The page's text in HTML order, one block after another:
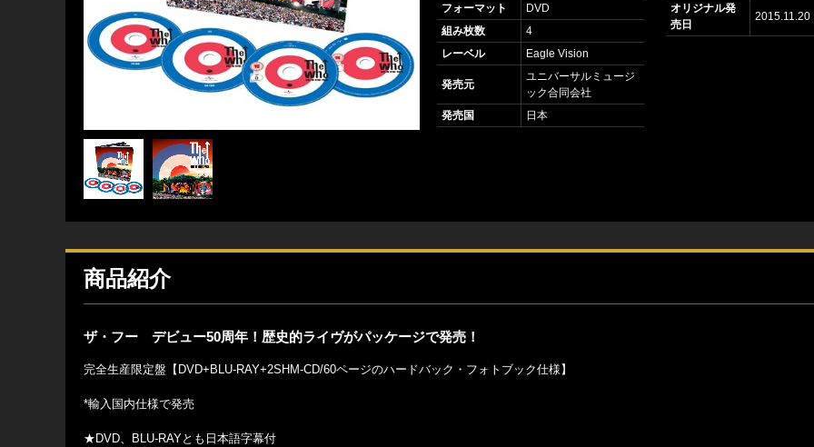
フォーマット
DVD
組み枚数
4
レーベル
Eagle Vision
発売元
ユニバーサルミュージ
ック合同会社
発売国
日本
オリジナル発
売日
2015.11.20
商品紹介
ザ・フー デビュー50周年！歴史的ライヴがパッケージで発売！
完全生産限定盤【DVD+BLU-RAY+2SHM-CD/60ページのハードバック・フォトブック仕様】
*輸入国内仕様で発売
★DVD、BLU-RAYとも日本語字幕付